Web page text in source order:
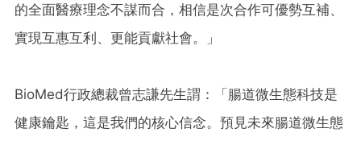
的全面醫療理念不謀而合，相信是次合作可優勢互補、
實現互惠互利、更能貢獻社會。」
BioMed行政總裁曾志謙先生謂：「腸道微生態科技是
健康鑰匙，這是我們的核心信念。預見未來腸道微生態